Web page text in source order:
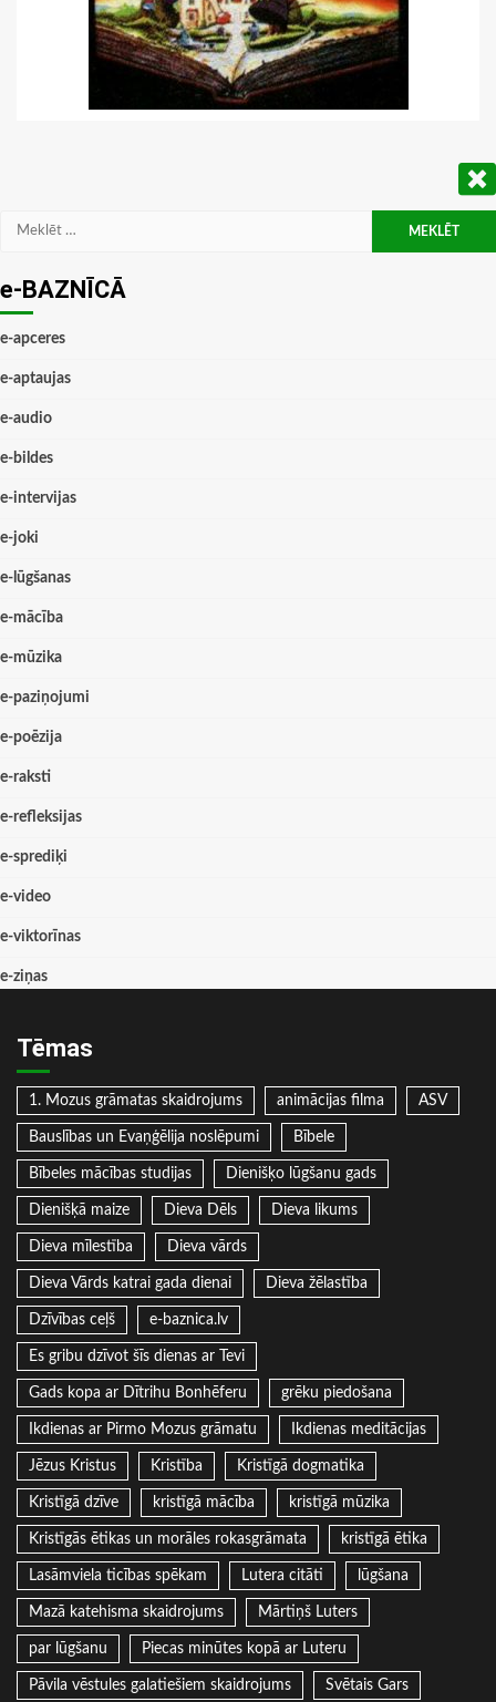
Meklēt:
e-BAZNĪCĀ
e-apceres
e-aptaujas
e-audio
e-bildes
e-intervijas
e-joki
e-lūgšanas
e-mācība
e-mūzika
e-paziņojumi
e-poēzija
e-raksti
e-refleksijas
e-sprediķi
e-video
e-viktorīnas
e-ziņas
Tēmas
1. Mozus grāmatas skaidrojums animācijas filma ASV
Bauslības un Evaņģēlija noslēpumi Bībele
Bībeles mācības studijas Dienišķo lūgšanu gads
Dienišķā maize Dieva Dēls Dieva likums
Dieva mīlestība Dieva vārds
Dieva Vārds katrai gada dienai Dieva žēlastība
Dzīvības ceļš e-baznica.lv
Es gribu dzīvot šīs dienas ar Tevi
Gads kopa ar Dītrihu Bonhēferu grēku piedošana
Ikdienas ar Pirmo Mozus grāmatu Ikdienas meditācijas
Jēzus Kristus Kristība Kristīgā dogmatika
Kristīgā dzīve kristīgā mācība kristīgā mūzika
Kristīgās ētikas un morāles rokasgrāmata kristīgā ētika
Lasāmviela ticības spēkam Lutera citāti lūgšana
Mazā katehisma skaidrojums Mārtiņš Luters
par lūgšanu Piecas minūtes kopā ar Luteru
Pāvila vēstules galatiešiem skaidrojums Svētais Gars